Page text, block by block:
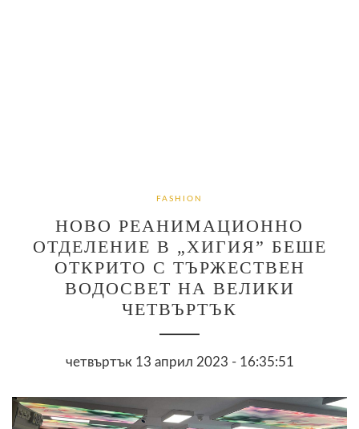
FASHION
НОВО РЕАНИМАЦИОННО
ОТДЕЛЕНИЕ В „ХИГИЯ” БЕШЕ
ОТКРИТО С ТЪРЖЕСТВЕН
ВОДОСВЕТ НА ВЕЛИКИ
ЧЕТВЪРТЪК
четвъртък 13 април 2023 - 16:35:51